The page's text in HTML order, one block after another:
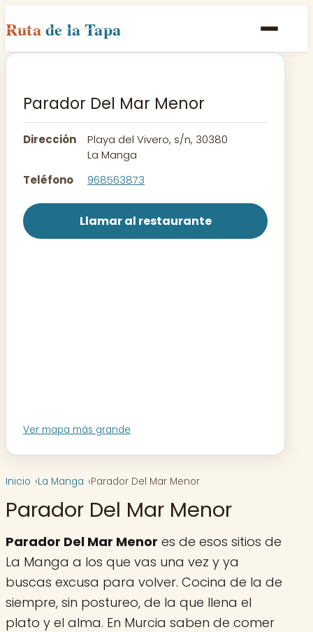
Rutade la Tapa
Inicio
Rutas
Contacto
Parador Del Mar Menor
Dirección
Playa del Vivero, s/n, 30380
La Manga
Teléfono
968563873
Llamar al restaurante
Ver mapa más grande
Inicio La Manga Parador Del Mar Menor
Parador Del Mar Menor
Parador Del Mar Menor es de esos sitios de
La Manga a los que vas una vez y ya
buscas excusa para volver. Cocina de la de
siempre, sin postureo, de la que llena el
plato y el alma. En Murcia saben de comer